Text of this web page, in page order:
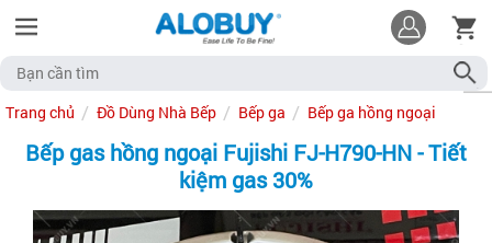
Trang chủ Đồ Dùng Nhà Bếp Bếp ga Bếp ga hồng ngoại
Bếp gas hồng ngoại Fujishi FJ-H790-HN - Tiết
kiệm gas 30%